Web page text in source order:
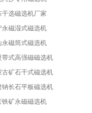
干选磁选机厂家
永磁湿式磁选机
永磁筒式磁选机
带式高强磁磁选机
古矿石干式磁选机
钠长石平板磁选机
铁矿永磁磁选机